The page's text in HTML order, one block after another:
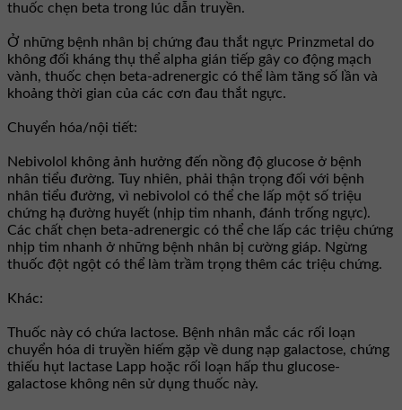
thuốc chẹn beta trong lúc dẫn truyền.
Ở những bệnh nhân bị chứng đau thắt ngực Prinzmetal do
không đối kháng thụ thể alpha gián tiếp gây co động mạch
vành, thuốc chẹn beta-adrenergic có thể làm tăng số lần và
khoảng thời gian của các cơn đau thắt ngực.
Chuyển hóa/nội tiết:
Nebivolol không ảnh hưởng đến nồng độ glucose ở bệnh
nhân tiểu đường. Tuy nhiên, phải thận trọng đối với bệnh
nhân tiểu đường, vì nebivolol có thể che lấp một số triệu
chứng hạ đường huyết (nhịp tim nhanh, đánh trống ngực).
Các chất chẹn beta-adrenergic có thể che lấp các triệu chứng
nhịp tim nhanh ở những bệnh nhân bị cường giáp. Ngừng
thuốc đột ngột có thể làm trầm trọng thêm các triệu chứng.
Khác:
Thuốc này có chứa lactose. Bệnh nhân mắc các rối loạn
chuyển hóa di truyền hiếm gặp về dung nạp galactose, chứng
thiếu hụt lactase Lapp hoặc rối loạn hấp thu glucose-
galactose không nên sử dụng thuốc này.